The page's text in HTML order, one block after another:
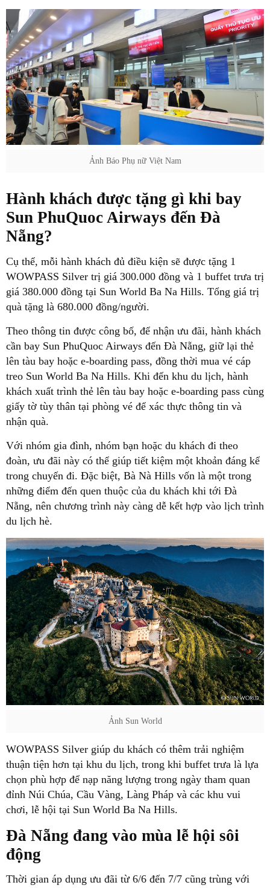
Ảnh Báo Phụ nữ Việt Nam
Hành khách được tặng gì khi bay
Sun PhuQuoc Airways đến Đà
Nẵng?
Cụ thể, mỗi hành khách đủ điều kiện sẽ được tặng 1
WOWPASS Silver trị giá 300.000 đồng và 1 buffet trưa trị
giá 380.000 đồng tại Sun World Ba Na Hills. Tổng giá trị
quà tặng là 680.000 đồng/người.
Theo thông tin được công bố, để nhận ưu đãi, hành khách
cần bay Sun PhuQuoc Airways đến Đà Nẵng, giữ lại thẻ
lên tàu bay hoặc e-boarding pass, đồng thời mua vé cáp
treo Sun World Ba Na Hills. Khi đến khu du lịch, hành
khách xuất trình thẻ lên tàu bay hoặc e-boarding pass cùng
giấy tờ tùy thân tại phòng vé để xác thực thông tin và
nhận quà.
Với nhóm gia đình, nhóm bạn hoặc du khách đi theo
đoàn, ưu đãi này có thể giúp tiết kiệm một khoản đáng kể
trong chuyến đi. Đặc biệt, Bà Nà Hills vốn là một trong
những điểm đến quen thuộc của du khách khi tới Đà
Nẵng, nên chương trình này càng dễ kết hợp vào lịch trình
du lịch hè.
Ảnh Sun World
WOWPASS Silver giúp du khách có thêm trải nghiệm
thuận tiện hơn tại khu du lịch, trong khi buffet trưa là lựa
chọn phù hợp để nạp năng lượng trong ngày tham quan
đỉnh Núi Chúa, Cầu Vàng, Làng Pháp và các khu vui
chơi, lễ hội tại Sun World Ba Na Hills.
Đà Nẵng đang vào mùa lễ hội sôi
động
Thời gian áp dụng ưu đãi từ 6/6 đến 7/7 cũng trùng với